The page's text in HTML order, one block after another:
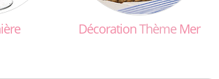
DécorationThèmeMer